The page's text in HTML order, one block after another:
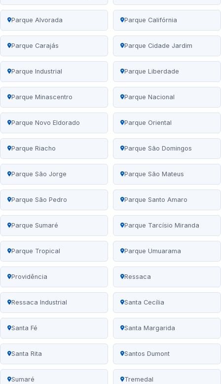
Parque Alvorada Parque Califórnia
Parque Carajás Parque Cidade Jardim
Parque Industrial Parque Liberdade
Parque Minascentro Parque Nacional
Parque Novo Eldorado Parque Oriental
Parque Riacho Parque São Domingos
Parque São Jorge Parque São Mateus
Parque São Pedro Parque Santo Amaro
Parque Sumaré Parque Tarcísio Miranda
Parque Tropical Parque Umuarama
Providência Ressaca
Ressaca Industrial Santa Cecília
Santa Fé Santa Margarida
Santa Rita Santos Dumont
Sumaré Tremedal